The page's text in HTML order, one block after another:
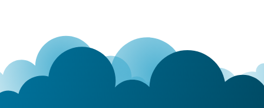
analýzou velkých objemů textu z internetu. A my si
dnes vysvětlíme, jak vlastně stroj chápe jazyk, jaké to
má využití v marketingu, překladu a pravděpodobně v
každodenní práci většiny z vás.